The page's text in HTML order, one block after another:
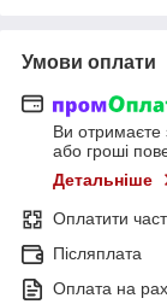
Умови оплати
Ви отримаєте
або гроші
Детальніше
Оплатити
Післяплата
Оплата на